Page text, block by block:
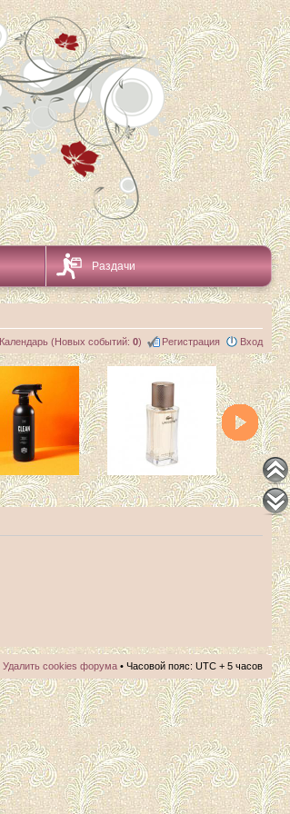
Раздачи
Календарь (Новых событий: 0) Регистрация Вход
Удалить cookies форума • Часовой пояс: UTC + 5 часов